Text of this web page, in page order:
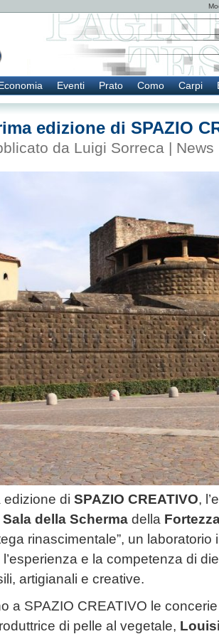
Eventi Prato Como Carpi
edizione di SPAZIO
da Luigi Sorreca | News
edizione di SPAZIO CREATIVO,
Sala della Scherma della
rinascimentale”, un
e la competenza di
artigianali e creative.
a SPAZIO CREATIVO le
di pelle al vegetale,